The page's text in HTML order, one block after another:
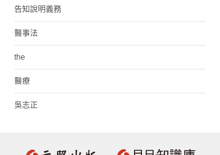
告知說明義務
醫事法
the
醫療
吳志正